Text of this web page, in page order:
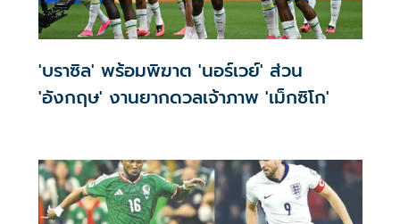
'บราซิล' พร้อมพิฆาต 'นอร์เวย์' ส่วน
'อังกฤษ' งานยากดวลเจ้าภาพ 'เม็กซิโก'